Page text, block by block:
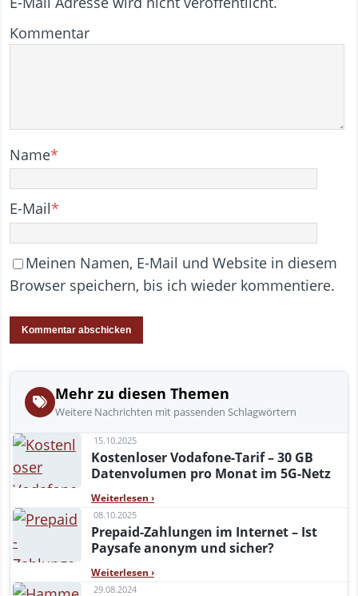
Kommentar
Name*
E-Mail*
Meinen Namen, E-Mail und Website in diesem
Browser speichern, bis ich wieder kommentiere.
Mehr zu diesen Themen
Weitere Nachrichten mit passenden Schlagwörtern
15.10.2025
Kostenloser Vodafone-Tarif – 30 GB
Datenvolumen pro Monat im 5G-Netz
Weiterlesen ›
08.10.2025
Prepaid-Zahlungen im Internet – Ist
Paysafe anonym und sicher?
Weiterlesen ›
29.08.2024